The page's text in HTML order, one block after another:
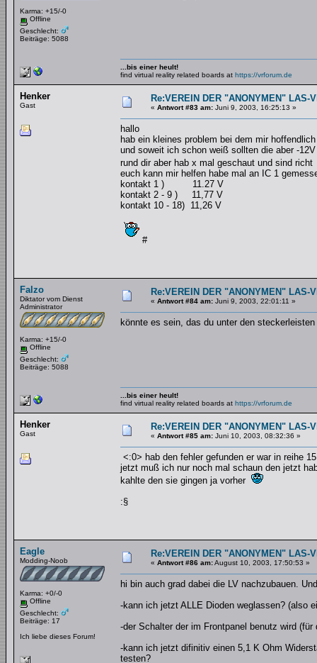
Karma: +15/-0
Offline
Geschlecht:
Beiträge: 5088
...bis einer heult!
find virtual reality related boards at https://vrforum.de
Henker
Gast
Re:VEREIN DER "ANONYMEN" LAS-
« Antwort #83 am: Juni 9, 2003, 16:25:13 »
hallo
hab ein kleines problem bei dem mir
und soweit ich schon weiß sollten die aber -
rund dir aber hab x mal geschaut und sind
euch kann mir helfen habe mal an IC 1
kontakt 1 ) 11.27 V
kontakt 2 - 9 ) 11,77 V
kontakt 10 - 18) 11,26 V
#
Falzo
Diktator vom Dienst
Administrator
Karma: +15/-0
Offline
Geschlecht:
Beiträge: 5088
Re:VEREIN DER "ANONYMEN" LAS-
« Antwort #84 am: Juni 9, 2003, 22:01:11 »
könnte es sein, das du unter den
...bis einer heult!
find virtual reality related boards at https://vrforum.de
Henker
Gast
Re:VEREIN DER "ANONYMEN" LAS-
« Antwort #85 am: Juni 10, 2003, 08:32:36 »
<:0> hab den fehler gefunden er war in reihe
jetzt muß ich nur noch mal schaun den jetzt
kahlte den sie gingen ja vorher
:§
Eagle
Modding-Noob
Karma: +0/-0
Offline
Geschlecht:
Beiträge: 17
Ich liebe dieses Forum!
Re:VEREIN DER "ANONYMEN" LAS-
« Antwort #86 am:August 10, 2003, 17:50:53 »
hi bin auch grad dabei die LV nachzubauen.
-kann ich jetzt ALLE Dioden weglassen? (also
-der Schalter der im Frontpanel benutz wird
-kann ich jetzt difinitiv einen 5,1 K Ohm
testen?